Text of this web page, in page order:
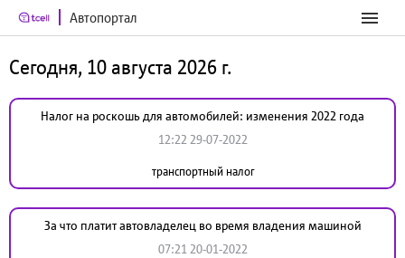
Автопортал
Сегодня, 10 августа 2026 г.
Налог на роскошь для автомобилей: изменения 2022 года
12:22 29-07-2022
транспортный налог
За что платит автовладелец во время владения машиной
07:21 20-01-2022